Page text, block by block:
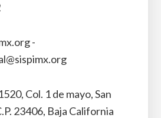
-
Col. 1 de mayo, San
23406, Baja California